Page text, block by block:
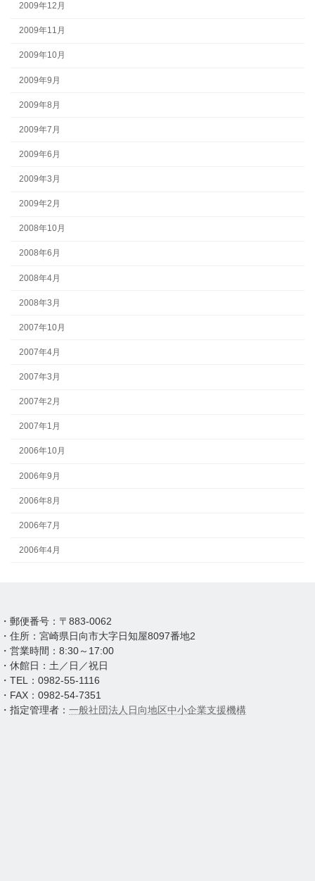
2009年12月
2009年11月
2009年10月
2009年9月
2009年8月
2009年7月
2009年6月
2009年3月
2009年2月
2008年10月
2008年6月
2008年4月
2008年3月
2007年10月
2007年4月
2007年3月
2007年2月
2007年1月
2006年10月
2006年9月
2006年8月
2006年7月
2006年4月
・郵便番号：〒883-0062
・住所：宮崎県日向市大字日知屋8097番地2
・営業時間：8:30～17:00
・休館日：土／日／祝日
・TEL：0982-55-1116
・FAX：0982-54-7351
・指定管理者： 一般社団法人日向地区中小企業支援機構